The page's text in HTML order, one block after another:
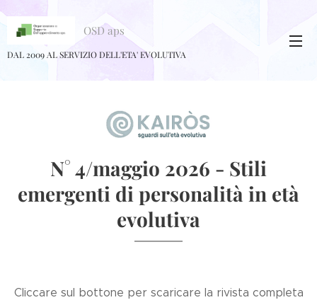
OSD aps
DAL 2009 AL SERVIZIO DELL'ETA' EVOLUTIVA
N° 4/maggio 2026 - Stili
emergenti di personalità in età
evolutiva
Cliccare sul bottone per scaricare la rivista completa